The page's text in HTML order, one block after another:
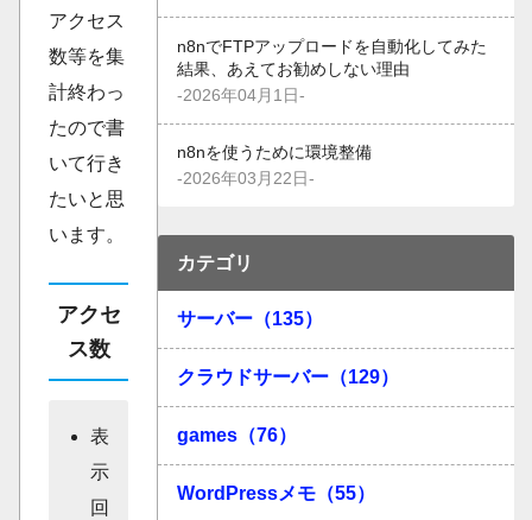
アクセス
数等を集
計終わっ
たので書
いて行き
たいと思
います。
アクセ
ス数
表
示
回
n8nでFTPアップロードを自動化してみた
結果、あえてお勧めしない理由
-2026年04月1日-
n8nを使うために環境整備
-2026年03月22日-
カテゴリ
サーバー（135）
クラウドサーバー（129）
games（76）
WordPressメモ（55）